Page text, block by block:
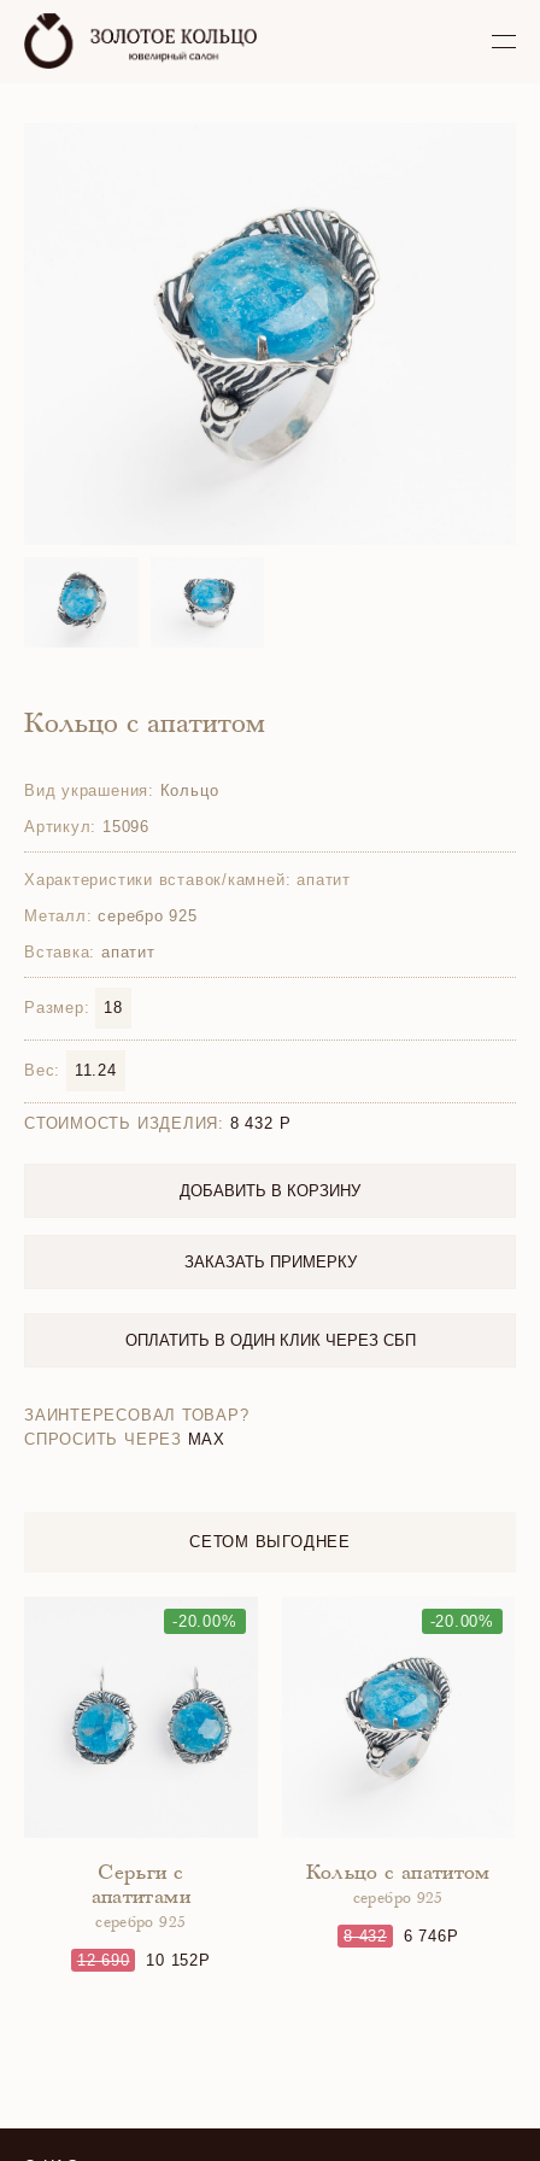
Кольцо с апатитом
Вид украшения: Кольцо
Артикул: 15096
Характеристики вставок/камней: апатит
Металл: серебро 925
Вставка: апатит
Размер: 18
Вес: 11.24
СТОИМОСТЬ ИЗДЕЛИЯ: 8 432
ДОБАВИТЬ В КОРЗИНУ
ЗАКАЗАТЬ ПРИМЕРКУ
ОПЛАТИТЬ В ОДИН КЛИК ЧЕРЕЗ СБП
ЗАИНТЕРЕСОВАЛ ТОВАР?
СПРОСИТЬ ЧЕРЕЗ MAX
СЕТОМ ВЫГОДНЕЕ
-20.00%
Серьги с
апатитами
серебро 925
12 690 10 152
-20.00%
Кольцо с апатитом
серебро 925
8 432 6 746